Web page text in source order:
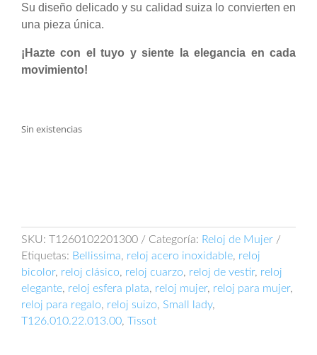
Su diseño delicado y su calidad suiza lo convierten en
una pieza única.
¡Hazte con el tuyo y siente la elegancia en cada
movimiento!
Sin existencias
SKU: T1260102201300 Categoría: Reloj de Mujer
Etiquetas: Bellissima, reloj acero inoxidable, reloj
bicolor, reloj clásico, reloj cuarzo, reloj de vestir, reloj
elegante, reloj esfera plata, reloj mujer, reloj para mujer,
reloj para regalo, reloj suizo, Small lady,
T126.010.22.013.00, Tissot